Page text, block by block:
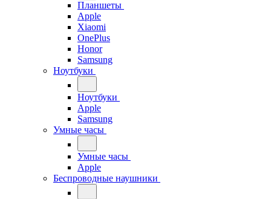
Планшеты
Apple
Xiaomi
OnePlus
Honor
Samsung
Ноутбуки
Ноутбуки
Apple
Samsung
Умные часы
Умные часы
Apple
Беспроводные наушники